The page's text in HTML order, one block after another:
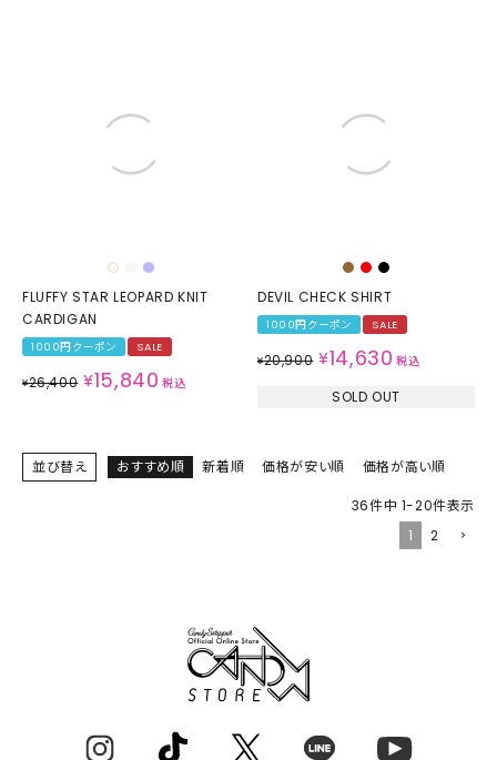
FLUFFY STAR LEOPARD KNIT
CARDIGAN
1000円クーポン SALE
¥26,400 ¥15,840 税込
DEVIL CHECK SHIRT
1000円クーポン SALE
¥20,900 ¥14,630 税込
SOLD OUT
並び替え おすすめ順 新着順 価格が安い順 価格が高い順
36件中 1-20件表示
1
2